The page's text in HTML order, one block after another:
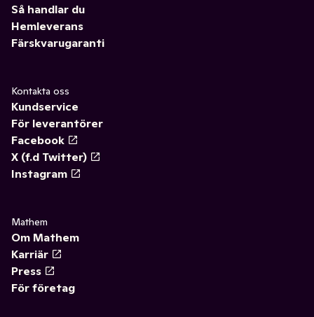
Så handlar du
Hemleverans
Färskvarugaranti
Kontakta oss
Kundservice
För leverantörer
Facebook
X (f.d Twitter)
Instagram
Mathem
Om Mathem
Karriär
Press
För företag